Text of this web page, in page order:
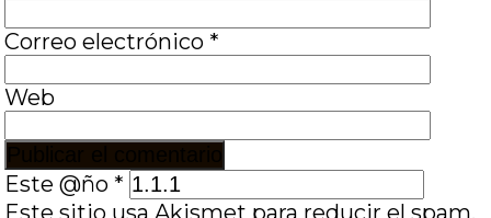
Correo electrónico *
Web
Este @ño *
Este sitio usa Akismet para reducir el spam.